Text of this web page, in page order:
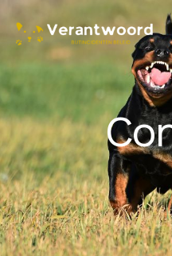
Skip
content